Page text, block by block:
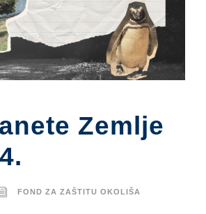
Zemlje
FOND ZA ZAŠTITU OKOLIŠA